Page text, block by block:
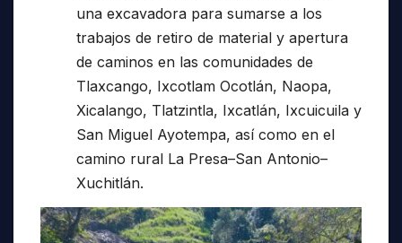
una excavadora para sumarse a los
trabajos de retiro de material y apertura
de caminos en las comunidades de
Tlaxcango, Ixcotlam Ocotlán, Naopa,
Xicalango, Tlatzintla, Ixcatlán, Ixcuicuila y
San Miguel Ayotempa, así como en el
camino rural La Presa–San Antonio–
Xuchitlán.